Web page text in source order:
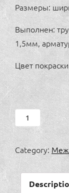
Размеры:
Выполнен:
1,5мм,
Цвет
Лестница
Г-
образная
с
забежными
ступенями,
Category: